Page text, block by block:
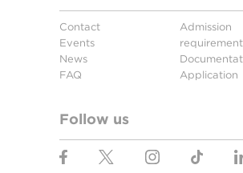
Contact
Events
News
FAQ
Admission
Application
Follow us